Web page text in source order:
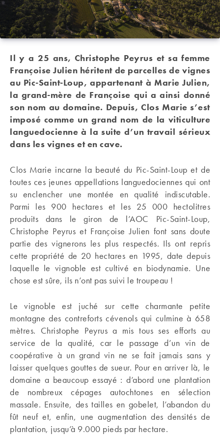
Il y a 25 ans, Christophe Peyrus et sa femme
Françoise Julien héritent de parcelles de vignes
au Pic-Saint-Loup, appartenant à Marie Julien,
la grand-mère de Françoise qui a ainsi donné
son nom au domaine. Depuis, Clos Marie s’est
imposé comme un grand nom de la viticulture
languedocienne à la suite d’un travail sérieux
dans les vignes et en cave.
Clos Marie incarne la beauté du Pic-Saint-Loup et de
toutes ces jeunes appellations languedociennes qui ont
su enclencher une montée en qualité indiscutable.
Parmi les 900 hectares et les 25 000 hectolitres
produits dans le giron de l’AOC Pic-Saint-Loup,
Christophe Peyrus et Françoise Julien font sans doute
partie des vignerons les plus respectés. Ils ont repris
cette propriété de 20 hectares en 1995, date depuis
laquelle le vignoble est cultivé en biodynamie. Une
chose est sûre, ils n’ont pas suivi le troupeau !
Le vignoble est juché sur cette charmante petite
montagne des contreforts cévenols qui culmine à 658
mètres. Christophe Peyrus a mis tous ses efforts au
service de la qualité, car le passage d’un vin de
coopérative à un grand vin ne se fait jamais sans y
laisser quelques gouttes de sueur. Pour en arriver là, le
domaine a beaucoup essayé : d’abord une plantation
de nombreux cépages autochtones en sélection
massale. Ensuite, des tailles en gobelet, l’abandon du
fût neuf et, enfin, une augmentation des densités de
plantation, jusqu’à 9.000 pieds par hectare.